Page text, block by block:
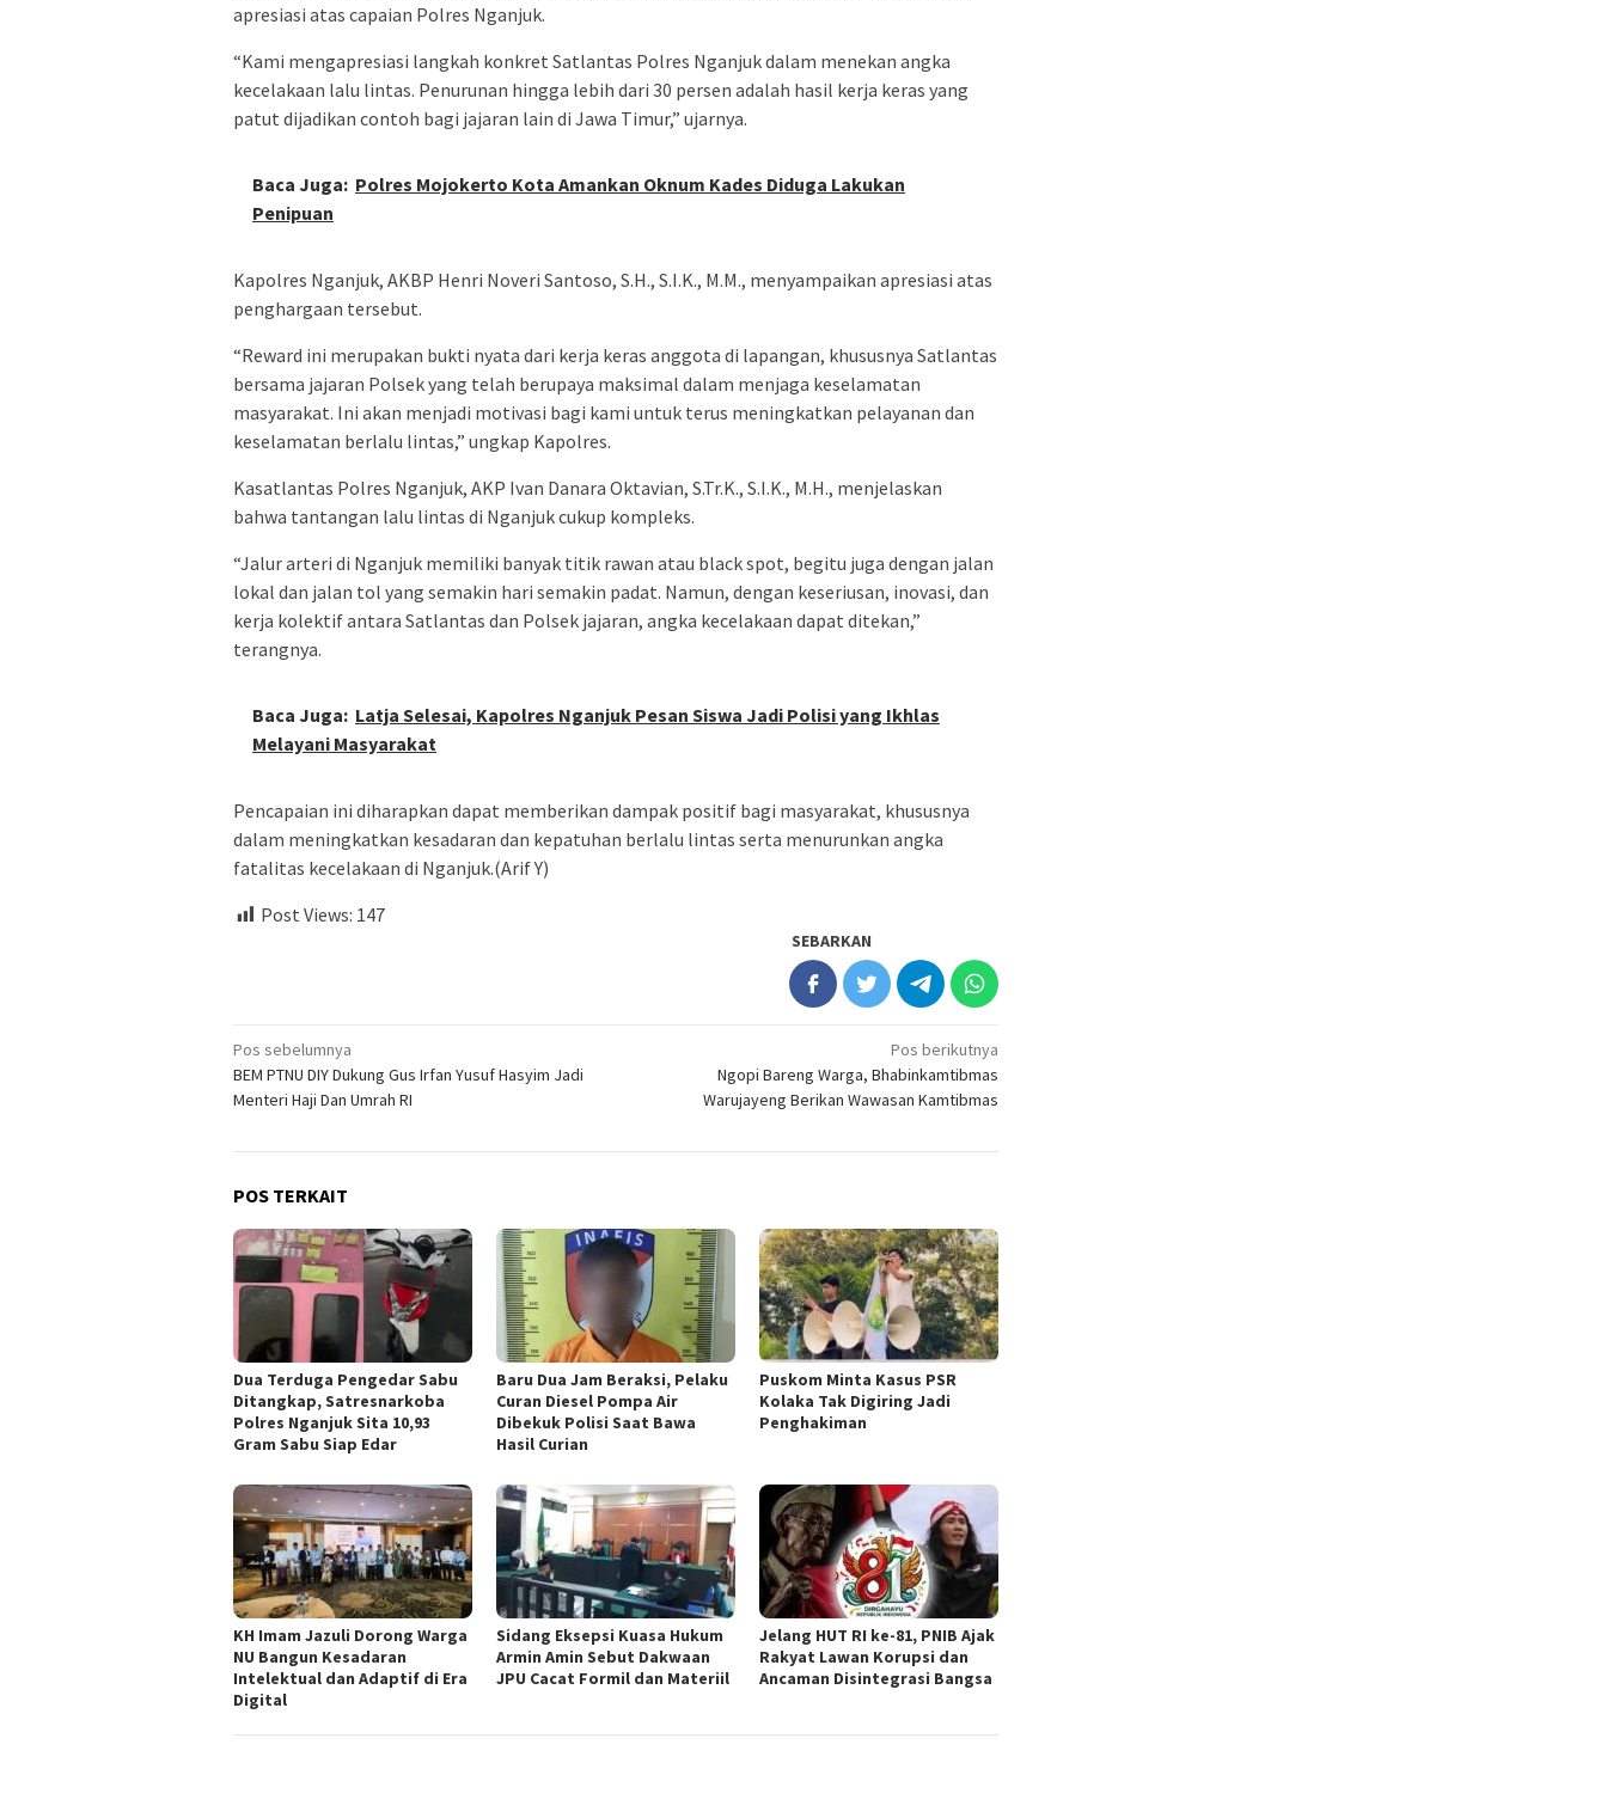
apresiasi atas capaian Polres Nganjuk.
“Kami mengapresiasi langkah konkret Satlantas Polres Nganjuk dalam menekan angka
kecelakaan lalu lintas. Penurunan hingga lebih dari 30 persen adalah hasil kerja keras yang
patut dijadikan contoh bagi jajaran lain di Jawa Timur,” ujarnya.
Baca Juga: Polres Mojokerto Kota Amankan Oknum Kades Diduga Lakukan
Penipuan
Kapolres Nganjuk, AKBP Henri Noveri Santoso, S.H., S.I.K., M.M., menyampaikan apresiasi atas
penghargaan tersebut.
“Reward ini merupakan bukti nyata dari kerja keras anggota di lapangan, khususnya Satlantas
bersama jajaran Polsek yang telah berupaya maksimal dalam menjaga keselamatan
masyarakat. Ini akan menjadi motivasi bagi kami untuk terus meningkatkan pelayanan dan
keselamatan berlalu lintas,” ungkap Kapolres.
Kasatlantas Polres Nganjuk, AKP Ivan Danara Oktavian, S.Tr.K., S.I.K., M.H., menjelaskan
bahwa tantangan lalu lintas di Nganjuk cukup kompleks.
“Jalur arteri di Nganjuk memiliki banyak titik rawan atau black spot, begitu juga dengan jalan
lokal dan jalan tol yang semakin hari semakin padat. Namun, dengan keseriusan, inovasi, dan
kerja kolektif antara Satlantas dan Polsek jajaran, angka kecelakaan dapat ditekan,”
terangnya.
Baca Juga: Latja Selesai, Kapolres Nganjuk Pesan Siswa Jadi Polisi yang Ikhlas
Melayani Masyarakat
Pencapaian ini diharapkan dapat memberikan dampak positif bagi masyarakat, khususnya
dalam meningkatkan kesadaran dan kepatuhan berlalu lintas serta menurunkan angka
fatalitas kecelakaan di Nganjuk.(Arif Y)
Post Views: 147
SEBARKAN
Navigasi
pos
Pos sebelumnya
BEM PTNU DIY Dukung Gus Irfan Yusuf Hasyim Jadi
Menteri Haji Dan Umrah RI
Pos berikutnya
Ngopi Bareng Warga, Bhabinkamtibmas
Warujayeng Berikan Wawasan Kamtibmas
POS TERKAIT
Dua Terduga Pengedar Sabu
Ditangkap, Satresnarkoba
Polres Nganjuk Sita 10,93
Gram Sabu Siap Edar
Baru Dua Jam Beraksi, Pelaku
Curan Diesel Pompa Air
Dibekuk Polisi Saat Bawa
Hasil Curian
‎Puskom Minta Kasus PSR
Kolaka Tak Digiring Jadi
Penghakiman
KH Imam Jazuli Dorong Warga
NU Bangun Kesadaran
Intelektual dan Adaptif di Era
Digital
‎Sidang Eksepsi Kuasa Hukum
Armin Amin Sebut Dakwaan
JPU Cacat Formil dan Materiil
Jelang HUT RI ke-81, PNIB Ajak
Rakyat Lawan Korupsi dan
Ancaman Disintegrasi Bangsa